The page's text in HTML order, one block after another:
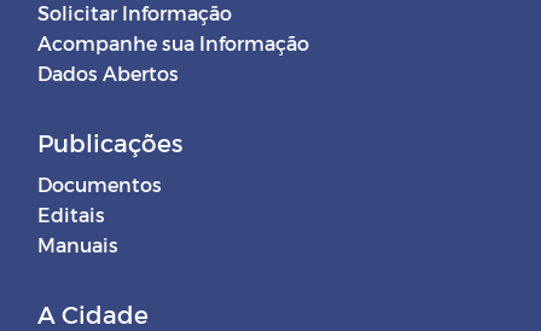
Solicitar Informação
Acompanhe sua Informação
Dados Abertos
Publicações
Documentos
Editais
Manuais
A Cidade